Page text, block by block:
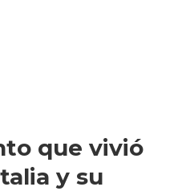
que vivió
y su